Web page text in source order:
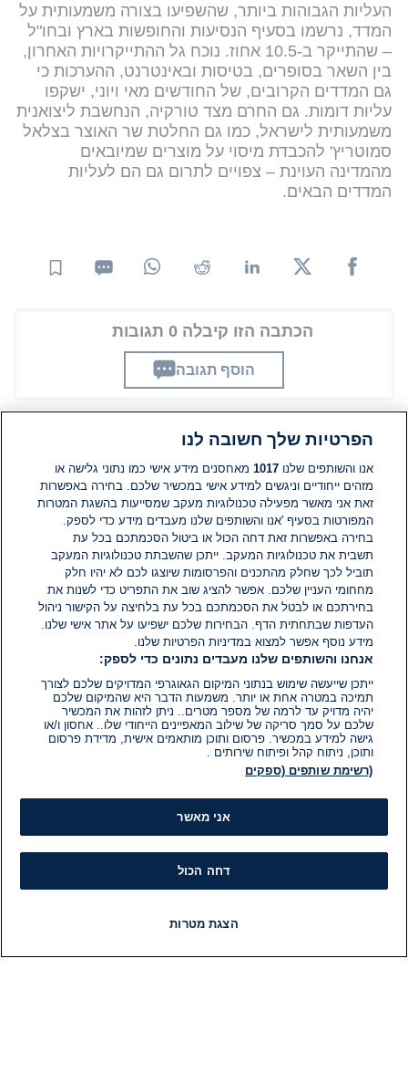
העליות הגבוהות ביותר, שהשפיעו בצורה משמעותית על
המדד, נרשמו בסעיף הנסיעות והחופשות בארץ ובחו"ל
– שהתייקר ב-10.5 אחוז. נוכח גל ההתייקרויות האחרון,
בין השאר בסופרים, בטיסות ובאינטרנט, ההערכות כי
גם המדדים הקרובים, של החודשים מאי ויוני, ישקפו
עליות דומות. גם החרם מצד טורקיה, הנחשבת ליצואנית
משמעותית לישראל, כמו גם החלטת שר האוצר בצלאל
סמוטריץ' להכבדת מיסוי על מוצרים שמיובאים
מהמדינה העוינת – צפויים לתרום גם הם לעליות
המדדים הבאים.
הכתבה הזו קיבלה 0 תגובות
הוסף תגובה
תגובות
אין עדיין תגובות. היה הראשון להגיב
הוסף תגובה
הפרטיות שלך חשובה לנו
אנו והשותפים שלנו1017 מאחסנים מידע אישי כמו נתוני גלישה או
מזהים ייחודיים וניגשים למידע אישי במכשיר שלכם. בחירה באפשרות
זאת אני מאשר מפעילה טכנולוגיות מעקב שמסייעות בהשגת המטרות
המפורטות בסעיף 'אנו והשותפים שלנו מעבדים מידע כדי לספק.
בחירה באפשרות זאת דחה הכול או ביטול הסכמתכם בכל עת
תשבית את טכנולוגיות המעקב. ייתכן שהשבתת טכנולוגיות המעקב
תוביל לכך שחלק מהתכנים והפרסומות שיוצגו לכם לא יהיו חלק
מחחומי העניין שלכם. אפשר להציג שוב את התפריט כדי לשנות את
בחירתכם או לבטל את הסכמתכם בכל עת בלחיצה על הקישור ניהול
העדפות שבתחתית הדף. הבחירות שלכם ישפיעו על אתר אישי שלנו.
מידע נוסף אפשר למצוא במדיניות הפרטיות שלנו.
אנחנו והשותפים שלנו מעבדים נתונים כדי לספק:
ייתכן שייעשה שימוש בנתוני המיקום הגאוגרפי המדויקים שלכם לצורך
תמיכה במטרה אחת או יותר. משמעות הדבר היא שהמיקום שלכם
יהיה מדויק עד לרמה של מספר מטרים.. ניתן לזהות את המכשיר
שלכם על סמך סריקה של שילוב המאפיינים הייחודי שלו.. אחסון ו/או
גישה למידע במכשיר. פרסום ותוכן מותאמים אישית, מדידת פרסום
ותוכן, ניתוח קהל ופיתוח שירותים .
(רשימת שותפים (ספקים
אני מאשר
דחה הכול
הצגת מטרות